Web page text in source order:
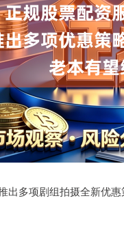
多项剧组拍摄全新优惠